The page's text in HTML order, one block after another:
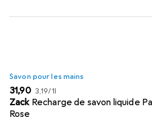
Savon pour les mains
EUR
31,90 EUR
3,19/1l
Zack Recharge de savon liquide
Rose